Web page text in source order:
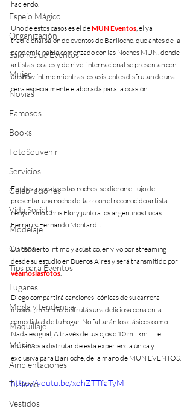
Espejo Mágico
Organización
Salones de Eventos
Mujer
Novias
Famosos
Books
FotoSouvenir
Servicios
Celebraciones
Vida Social
Modelaje
Cursos
Tips para Eventos
Lugares
Moda y tendencia
Maquillaje
Música
Ambientaciones
Turismo
Vestidos
haciendo.
Uno de estos casos es el de MUN Eventos, el ya
tradicional salón de eventos de Bariloche, que antes de la
pandemia había comenzado con las Noches MUN, donde
artistas locales y de nivel internacional se presentan con
un show íntimo mientras los asistentes disfrutan de una
cena especialmente elaborada para la ocasión.
En el estreno de estas noches, se dieron el lujo de
presentar una noche de Jazz con el reconocido artista
neoyorkino Chris Flory junto a los argentinos Lucas
Ferrari y Fernando Montardit.
Un concierto íntimo y acústico, en vivo por streaming
desde su estudio en Buenos Aires y será transmitido por
veamoslasfotos.
Diego compartirá canciones icónicas de su carrera
musical, mientras disfrutás una deliciosa cena en la
comodidad de tu hogar. No faltarán los clásicos como
Nada es igual, A través de tus ojos o 10 mil km… Te
invitamos a disfrutar de esta experiencia única y
exclusiva para Bariloche, de la mano de MUN EVENTOS.
https://youtu.be/xohZTTfaTyM